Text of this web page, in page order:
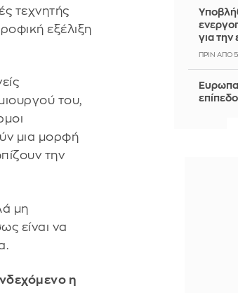
τεχνητής
εξέλιξη
του,
μια μορφή
την
μη
είναι να
η
για την
ΠΡΙΝ ΑΠΌ
ΠΡΙΝ ΑΠΌ